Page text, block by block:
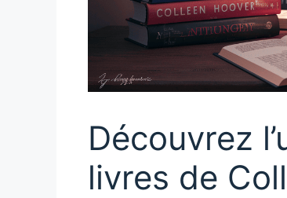
Découvrez
livres de